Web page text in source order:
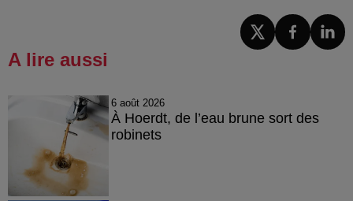
A lire aussi
6 août 2026
À Hoerdt, de l’eau brune sort des
robinets